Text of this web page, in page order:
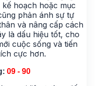
hoạch hoặc mục
phản ánh sự tự
và nâng cấp cách
là dấu hiệu tốt, cho
cuộc sống và tiến
cực hơn.
09 - 90